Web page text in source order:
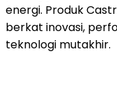
energi. Produk
berkat inovasi,
teknologi mutakhir.